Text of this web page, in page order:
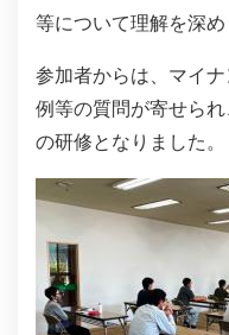
等について理解を深め
参加者からは、マイ
例等の質問が寄せら
の研修となりました。